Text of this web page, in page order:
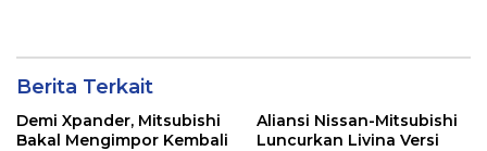
Berita Terkait
Demi Xpander, Mitsubishi
Bakal Mengimpor Kembali
Aliansi Nissan-Mitsubishi
Luncurkan Livina Versi